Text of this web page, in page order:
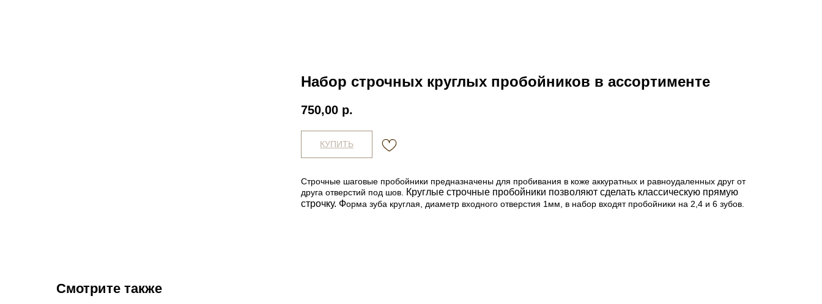
Набор строчных круглых пробойников в ассортименте
750,00 р.
КУПИТЬ
Строчные шаговые пробойники предназначены для пробивания в коже аккуратных и равноудаленных друг от
друга отверстий под шов. Круглые строчные пробойники позволяют сделать классическую прямую
строчку. Форма зуба круглая, диаметр входного отверстия 1мм, в набор входят пробойники на 2,4 и 6 зубов.
Смотрите также